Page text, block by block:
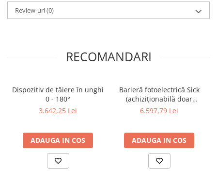
Papusa mobila / con de centrare
Instrumente de masurare
Indicator cadran / Baze magnetice
Micrometru de adancime
Micrometru de interior
Palpatoare margine
Review-uri(0)
RECOMANDARI
Dispozitiv de tăiere în unghi
0 - 180°
3.642,25 Lei
ADAUGA IN COS
Barieră fotoelectrică Sick
(achiziționabilă doar
împreună cu mașina)
6.597,79 Lei
ADAUGA IN COS